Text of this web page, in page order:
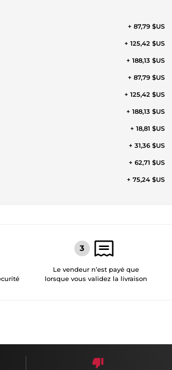
+ 87,79 $US
+ 125,42 $US
+ 188,13 $US
+ 87,79 $US
+ 125,42 $US
+ 188,13 $US
+ 18,81 $US
+ 31,36 $US
+ 62,71 $US
+ 75,24 $US
Le vendeur n’est payé que
lorsque vous validez la livraison